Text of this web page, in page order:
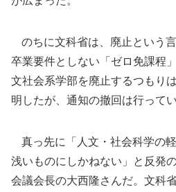
のちに文科省は、廃止という
卒業要件としない「ゼロ免課程
文社会系学部を廃止するつもり
明したが、通知の撤回は行ってい
真っ先に「人文・社会科学の
浅いものにしかねない」と反発
会議会長の大西隆さんだ。文科